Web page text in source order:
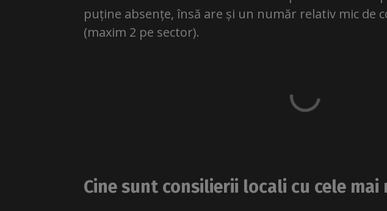
puține absențe, însă are și un număr relativ mic de
(maxim 2 pe sector).
Cine sunt consilierii locali cu cele